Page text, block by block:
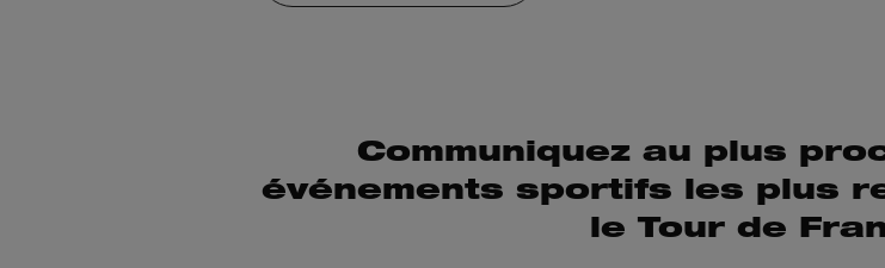
Communiquez au plus
événements sportifs les plus
le Tour de